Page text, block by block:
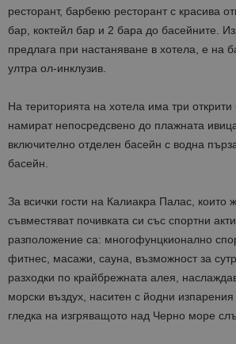
ресторант, барбекю ресторант с красива
бар, коктейл бар и 2 бара до басейните.
предлага при настаняване в хотела, е на
ултра ол-инклузив.
На територията на хотела има три открити
намират непосредсвено до плажната
включително отделен басейн с водна
басейн.
За всички гости на Калиакра Палас, които
съвместяват почивката си със спортни
разположение са: многофунцкионално
фитнес, масажи, сауна, възможност за
разходки по крайбрежната алея,
морски въздух, наситен с йодни
гледка на изгряващото над Черно море